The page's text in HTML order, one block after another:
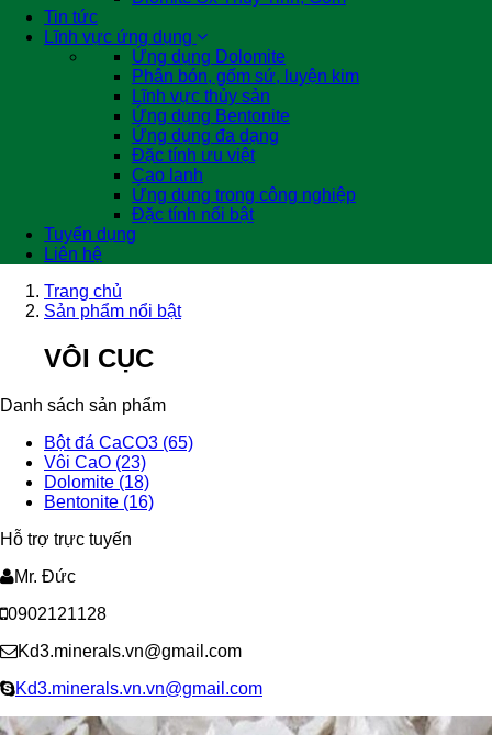
Tin tức
Lĩnh vực ứng dụng
Ứng dụng Dolomite
Phân bón, gốm sứ, luyện kim
Lĩnh vực thủy sản
Ứng dụng Bentonite
Ứng dụng đa dạng
Đặc tính ưu việt
Cao lanh
Ứng dụng trong công nghiệp
Đặc tính nổi bật
Tuyển dụng
Liên hệ
Trang chủ
Sản phẩm nổi bật
VÔI CỤC
Danh sách sản phẩm
Bột đá CaCO3 (65)
Vôi CaO (23)
Dolomite (18)
Bentonite (16)
Hỗ trợ trực tuyến
Mr. Đức
0902121128
Kd3.minerals.vn@gmail.com
Kd3.minerals.vn.vn@gmail.com